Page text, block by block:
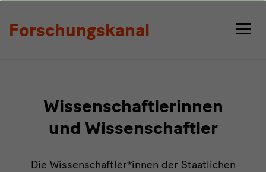
Forschungskanal
Wissenschaftlerinnen
und Wissenschaftler
Die Wissenschaftler*innen der Staatlichen